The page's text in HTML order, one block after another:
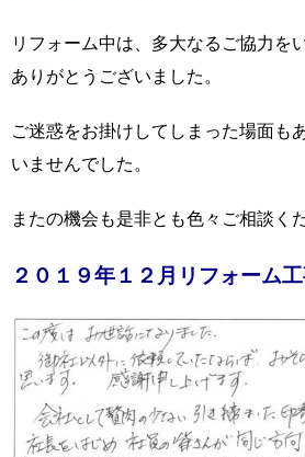
リフォーム中は、多大なるご協力を
ありがとうございました。
ご迷惑をお掛けしてしまった場面も
いませんでした。
またの機会も是非とも色々ご相談く
２０１９年１２月リフォーム